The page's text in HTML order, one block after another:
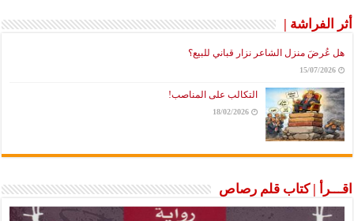
أثر الفراشة |
هل عُرضَ منزل الشاعر نزار قباني للبيع؟
15/07/2026
التكالب على المناصب!
18/02/2026
اقـــرأ | كتاب قلم رصاص